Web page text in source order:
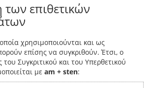
των επιθετικών
χρησιμοποιούνται και ως
επίσης να συγκριθούν. Έτσι, ο
Συγκριτικού και του Υπερθετικού
με am + sten: